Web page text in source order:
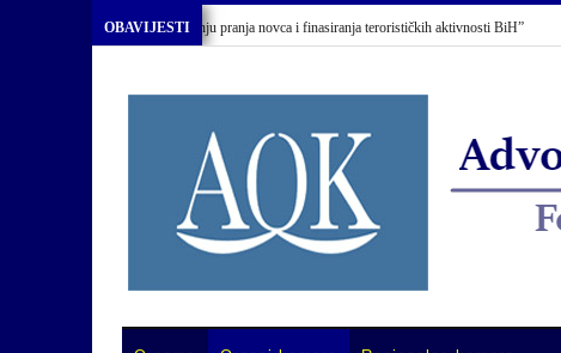
OBAVIJESTI
“Primjena Zakona o sprečavanju pranja novca i finasiranja terorističkih aktivnosti BiH”